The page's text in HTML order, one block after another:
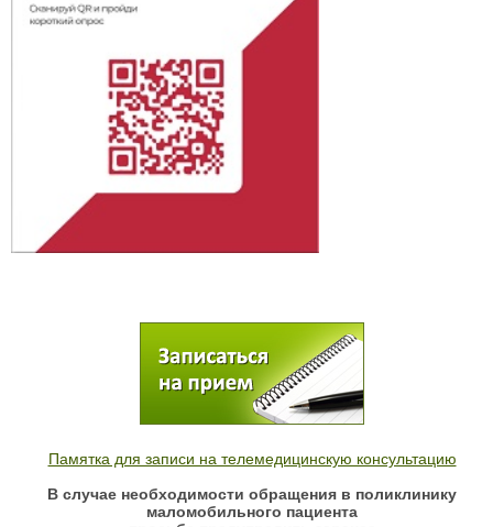
Памятка для записи на телемедицинскую консультацию
В случае необходимости обращения в поликлинику
маломобильного пациента